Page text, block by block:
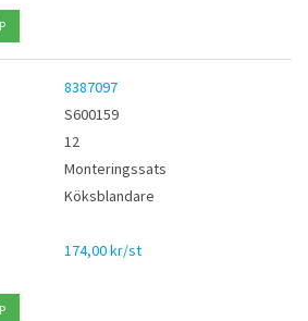
8387097
S600159
12
Monteringssats
Köksblandare
174,00 kr/st